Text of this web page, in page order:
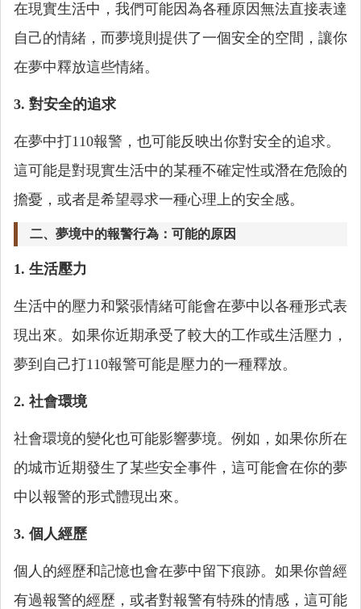
在現實生活中，我們可能因為各種原因無法直接表達
自己的情緒，而夢境則提供了一個安全的空間，讓你
在夢中釋放這些情緒。
3. 對安全的追求
在夢中打110報警，也可能反映出你對安全的追求。
這可能是對現實生活中的某種不確定性或潛在危險的
擔憂，或者是希望尋求一種心理上的安全感。
二、夢境中的報警行為：可能的原因
1. 生活壓力
生活中的壓力和緊張情緒可能會在夢中以各種形式表
現出來。如果你近期承受了較大的工作或生活壓力，
夢到自己打110報警可能是壓力的一種釋放。
2. 社會環境
社會環境的變化也可能影響夢境。例如，如果你所在
的城市近期發生了某些安全事件，這可能會在你的夢
中以報警的形式體現出來。
3. 個人經歷
個人的經歷和記憶也會在夢中留下痕跡。如果你曾經
有過報警的經歷，或者對報警有特殊的情感，這可能